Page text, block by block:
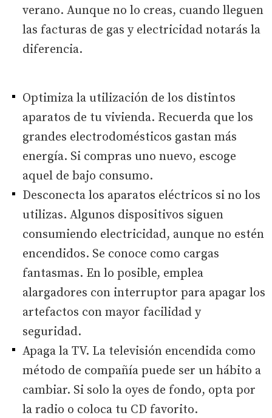
verano. Aunque no lo creas, cuando lleguen
las facturas de gas y electricidad notarás la
diferencia.
Optimiza la utilización de los distintos
aparatos de tu vivienda. Recuerda que los
grandes electrodomésticos gastan más
energía. Si compras uno nuevo, escoge
aquel de bajo consumo.
Desconecta los aparatos eléctricos si no los
utilizas. Algunos dispositivos siguen
consumiendo electricidad, aunque no estén
encendidos. Se conoce como cargas
fantasmas. En lo posible, emplea
alargadores con interruptor para apagar los
artefactos con mayor facilidad y
seguridad.
Apaga la TV. La televisión encendida como
método de compañía puede ser un hábito a
cambiar. Si solo la oyes de fondo, opta por
la radio o coloca tu CD favorito.